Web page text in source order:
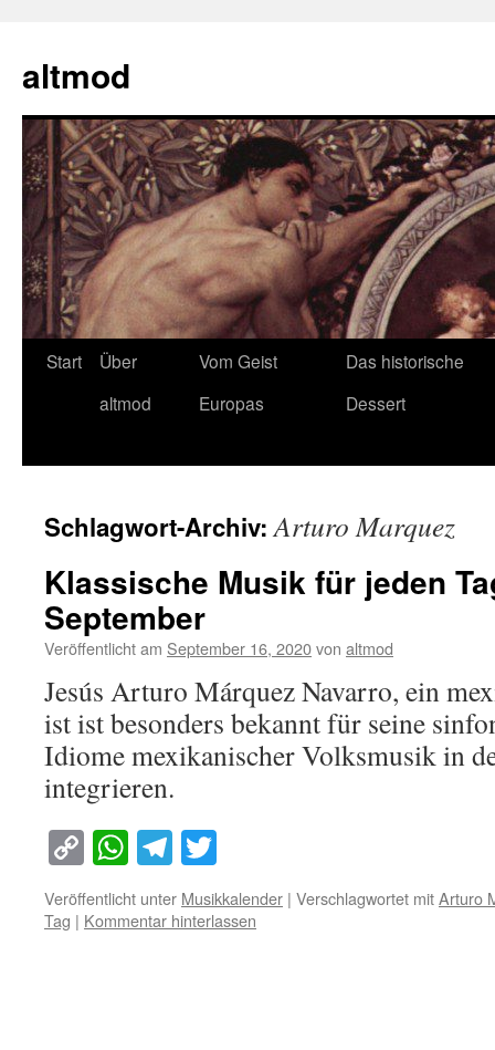
springen
altmod
Start
Über
altmod
Vom Geist
Europas
Das historische
Dessert
Schlagwort-Archiv:Arturo Marquez
Klassische Musik für jeden
September
Veröffentlicht am September 16, 2020von altmod
Jesús Arturo Márquez Navarro, ein
ist ist besonders bekannt für seine
Idiome mexikanischer Volksmusik in
integrieren.
Copy
Link
WhatsApp
Telegram
Veröffentlicht unter Musikkalender | Verschlagwortet mitArturo
Tag | Kommentar hinterlassen